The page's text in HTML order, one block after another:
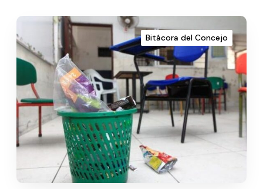
Bitácora del Concejo